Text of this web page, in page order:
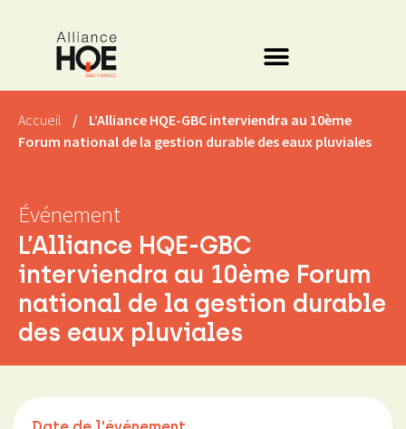
Accueil /
L’Alliance HQE-GBC interviendra au 10ème
Forum national de la gestion durable des eaux pluviales
Événement
L’Alliance HQE-GBC
interviendra au 10ème Forum
national de la gestion durable
des eaux pluviales